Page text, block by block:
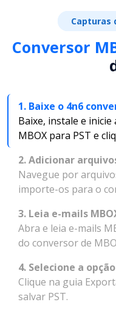
Capturas
Conversor
1. Baixe o 4n6
Baixe, instale e
MBOX para PST e
2. Adicionar
Navegue por
importe-os para o
3. Leia e-mails
Abra e leia e-mails
do conversor de
4. Selecione a
Clique na guia
salvar PST.